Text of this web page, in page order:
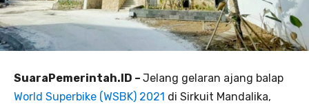
SuaraPemerintah.ID – Jelang gelaran ajang balap
World Superbike (WSBK) 2021 di Sirkuit Mandalika,